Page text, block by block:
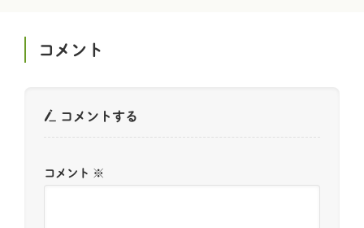
コメント
コメントする
コメント ※